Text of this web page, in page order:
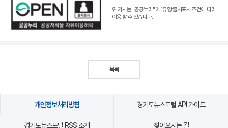
위 기사는 "공공누리"제1유형:출처표시 조건에 따라
이용 할 수 있습니다.
목록
개인정보처리방침 경기도뉴스포털 API 가이드
경기도뉴스포털 RSS 소개 찾아오시는 길